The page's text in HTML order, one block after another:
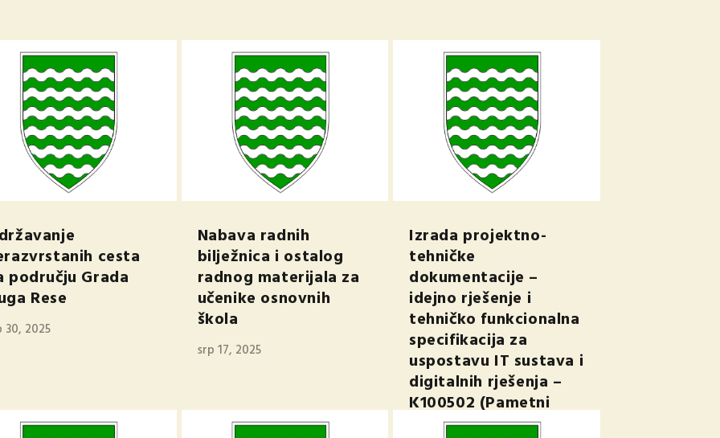
cesta
području Grada
Rese
30, 2025
Nabava radnih
bilježnica i ostalog
radnog materijala za
učenike osnovnih
škola
srp 17, 2025
Izrada projektno-
tehničke
dokumentacije –
idejno rješenje i
tehničko funkcionalna
specifikacija za
uspostavu IT sustava i
digitalnih rješenja –
K100502 (Pametni
grad Duga Resa)